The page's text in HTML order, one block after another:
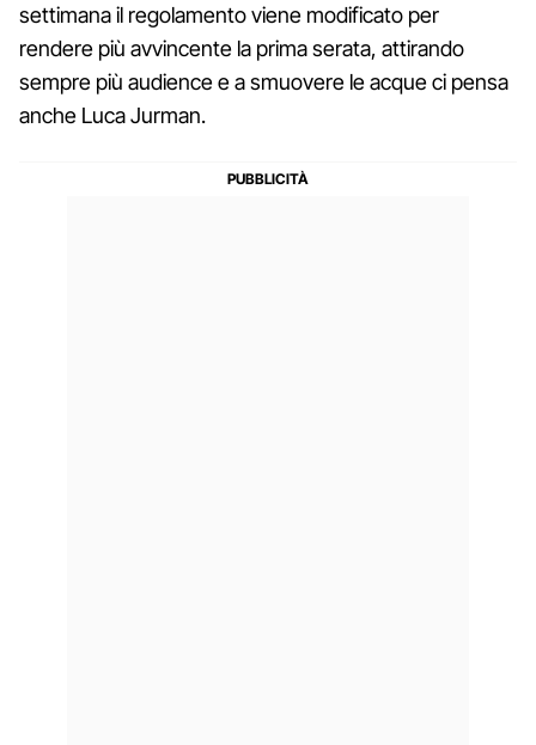
settimana il regolamento viene modificato per
rendere più avvincente la prima serata, attirando
sempre più audience e a smuovere le acque ci pensa
anche Luca Jurman.